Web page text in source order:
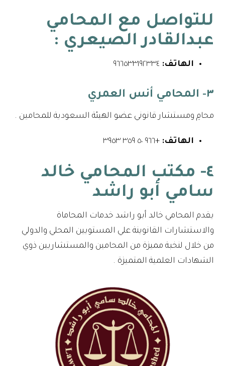
للتواصل مع المحامي
عبدالقادر الصيعري :
الهاتف:
٣- المحامي أنس العمري
محامِ ومستشار قانوني عضو الهيئة السعودية للمحامين .
الهاتف: +٩٦٦ ٥٠ ٣٥٩ ٣٩٥٣
٤- مكتب المحامي خالد
سامي أبو راشد
يقدم المحامي خالد أبو راشد خدمات المحاماة
والاستشارات القانوينة علي المستويين المحلي والدولي
من خلال لنخبة مميزة من المحامين والمستشاريين ذوي
الشهادات العلمية المتميزة .